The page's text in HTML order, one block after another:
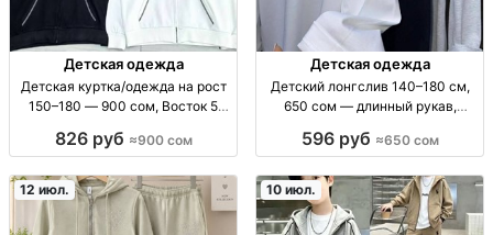
Детская одежда
Детская куртка/одежда на рост
150–180 — 900 сом, Восток 5
подростков; рост 150-180 см;
проход 100/24; из Китая; для
826 руб ≈900 сом
Детская одежда
Детский лонгслив 140–180 см,
650 сом — длинный рукав,
дет., дл.рукав, рост 140–180 см,
дома, базовый гардероб
596 руб ≈650 сом
12 июл. 10 июл.